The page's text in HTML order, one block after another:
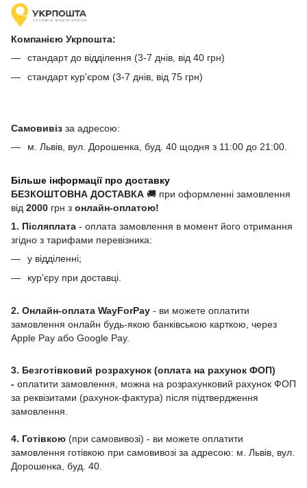
Компанією Укрпошта:
стандарт до відділення (3-7 днів, від 40 грн)
стандарт кур'єром (3-7 днів, від 75 грн)
Самовивіз за адресою:
м. Львів, вул. Дорошенка, буд. 40 щодня з 11:00 до 21:00.
Більше інформації про доставку
БЕЗКОШТОВНА ДОСТАВКА 🚚 при оформленні замовлення
від 2000 грн з онлайн-оплатою!
1. Післяплата - оплата замовлення в момент його отримання
згідно з тарифами перевізника:
у відділенні;
кур'єру при доставці.
2. Онлайн-оплата WayForPay - ви можете оплатити
замовлення онлайн будь-якою банківською карткою, через
Apple Pay або Google Pay.
3. Безготівковий розрахунок (оплата на рахунок ФОП)
- оплатити замовлення, можна на розрахунковий рахунок ФОП
за реквізитами (рахунок-фактура) після підтвердження
замовлення.
4. Готівкою (при самовивозі) - ви можете оплатити
замовлення готівкою при самовивозі за адресою: м. Львів, вул.
Дорошенка, буд. 40.